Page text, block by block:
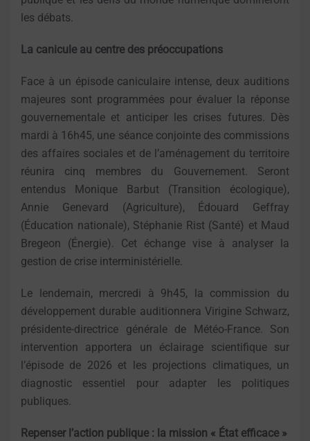
les débats.
La canicule au centre des préoccupations
Face à un épisode caniculaire intense, deux auditions
majeures sont programmées pour évaluer la réponse
gouvernementale et anticiper les crises futures. Dès
mardi à 16h45, une séance conjointe des commissions
des affaires sociales et de l’aménagement du territoire
réunira cinq membres du Gouvernement. Seront
entendus Monique Barbut (Transition écologique),
Annie Genevard (Agriculture), Édouard Geffray
(Éducation nationale), Stéphanie Rist (Santé) et Maud
Bregeon (Énergie). Cet échange vise à analyser la
gestion de crise interministérielle.
Le lendemain, mercredi à 9h45, la commission du
développement durable auditionnera Virigine Schwarz,
présidente-directrice générale de Météo-France. Son
intervention apportera un éclairage scientifique sur
l’épisode de 2026 et les projections climatiques, un
diagnostic essentiel pour adapter les politiques
publiques.
Repenser l’action publique : la mission « État efficace »